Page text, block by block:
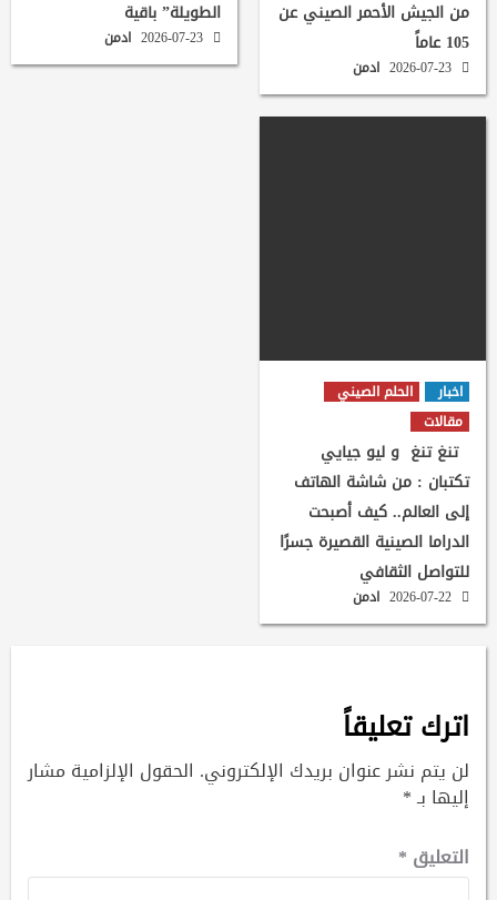
من الجيش الأحمر الصيني عن
105 عاماً
ادمن
الطويلة” باقية
ادمن
اخبار
الحلم الصيني
مقالات
تنغ تنغ و ليو جيايي
تكتبان : من شاشة الهاتف
إلى العالم.. كيف أصبحت
الدراما الصينية القصيرة جسرًا
للتواصل الثقافي
ادمن
اترك تعليقاً
لن يتم نشر عنوان بريدك الإلكتروني. الحقول الإلزامية مشار
إليها بـ*
التعليق *